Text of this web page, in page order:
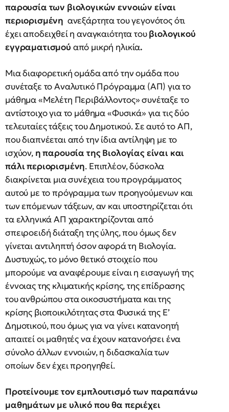
παρουσία των βιολογικών εννοιών είναι
περιορισμένη ανεξάρτητα του γεγονότος ότι
έχει αποδειχθεί η αναγκαιότητα τουβιολογικού
εγγραματισμού από μικρή ηλικία.
Μια διαφορετική ομάδα από την ομάδα που
συνέταξε το Αναλυτικό Πρόγραμμα (ΑΠ) για το
μάθημα «Μελέτη Περιβάλλοντος» συνέταξε το
αντίστοιχο για το μάθημα «Φυσικά» για τις δύο
τελευταίες τάξεις του Δημοτικού. Σε αυτό το ΑΠ,
που διαπνέεται από την ίδια αντίληψη με το
ισχύον, η παρουσία της Βιολογίας είναι και
πάλι περιορισμένη. Επιπλέον, δύσκολα
διακρίνεται μια συνέχεια του προγράμματος
αυτού με το πρόγραμμα των προηγούμενων και
των επόμενων τάξεων, αν και υποστηρίζεται ότι
τα ελληνικά ΑΠ χαρακτηρίζονται από
σπειροειδή διάταξη της ύλης, που όμως δεν
γίνεται αντιληπτή όσον αφορά τη Βιολογία.
Δυστυχώς, το μόνο θετικό στοιχείο που
μπορούμε να αναφέρουμε είναι η εισαγωγή της
έννοιας της κλιματικής κρίσης, της επίδρασης
του ανθρώπου στα οικοσυστήματα και της
κρίσης βιοποικιλότητας στα Φυσικά της Ε’
Δημοτικού, που όμως για να γίνει κατανοητή
απαιτεί οι μαθητές να έχουν κατανοήσει ένα
σύνολο άλλων εννοιών, η διδασκαλία των
οποίων δεν έχει προηγηθεί.
Προτείνουμε τον εμπλουτισμό των παραπάνω
μαθημάτων με υλικό που θα περιέχει